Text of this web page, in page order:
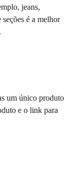
jeans,
seções é a melhor
um único produto
e o link para